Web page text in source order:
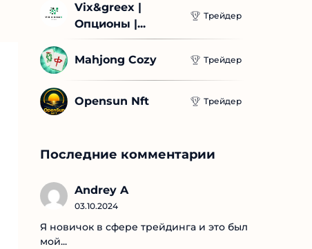
Vix&greex |
Опционы |...
Трейдер
Mahjong Cozy Трейдер
Opensun Nft Трейдер
Последние комментарии
Andrey A
03.10.2024
Я новичок в сфере трейдинга и это был
мой...